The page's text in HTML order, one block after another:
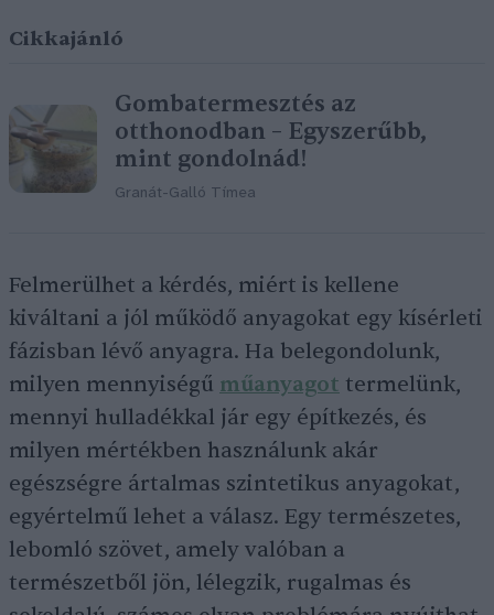
Cikkajánló
Gombatermesztés az
otthonodban – Egyszerűbb,
mint gondolnád!
Granát-Galló Tímea
Felmerülhet a kérdés, miért is kellene
kiváltani a jól működő anyagokat egy kísérleti
fázisban lévő anyagra. Ha belegondolunk,
milyen mennyiségű műanyagot termelünk,
mennyi hulladékkal jár egy építkezés, és
milyen mértékben használunk akár
egészségre ártalmas szintetikus anyagokat,
egyértelmű lehet a válasz. Egy természetes,
lebomló szövet, amely valóban a
természetből jön, lélegzik, rugalmas és